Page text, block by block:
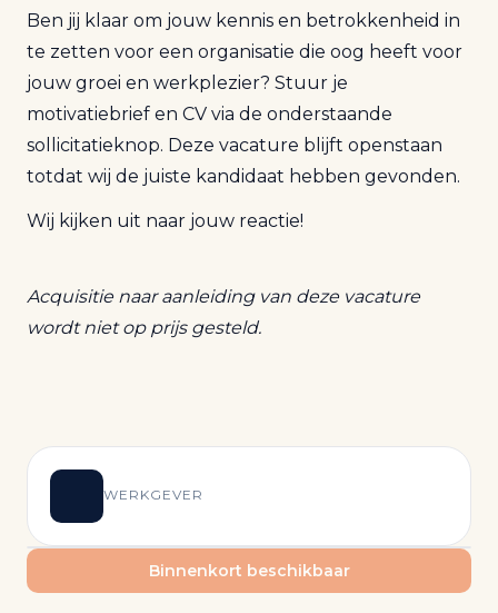
Ben jij klaar om jouw kennis en betrokkenheid in
te zetten voor een organisatie die oog heeft voor
jouw groei en werkplezier? Stuur je
motivatiebrief en CV via de onderstaande
sollicitatieknop. Deze vacature blijft openstaan
totdat wij de juiste kandidaat hebben gevonden.
Wij kijken uit naar jouw reactie!
Acquisitie naar aanleiding van deze vacature
wordt niet op prijs gesteld.
WERKGEVER
Binnenkort beschikbaar